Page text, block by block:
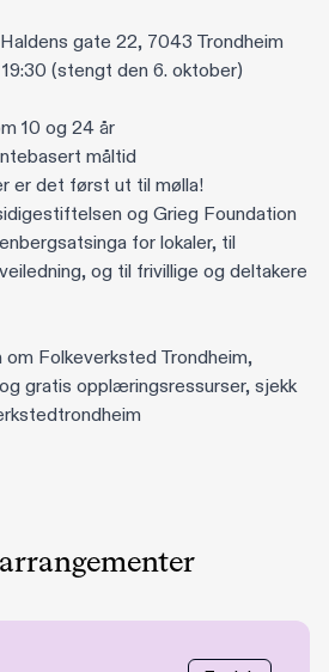
gate 22, 7043 Trondheim
(stengt den 6. oktober)
10 og 24 år
måltid
er det først ut til mølla!
og Grieg Foundation
for lokaler, til
og til frivillige og deltakere
Folkeverksted Trondheim,
gratis opplæringsressurser, sjekk